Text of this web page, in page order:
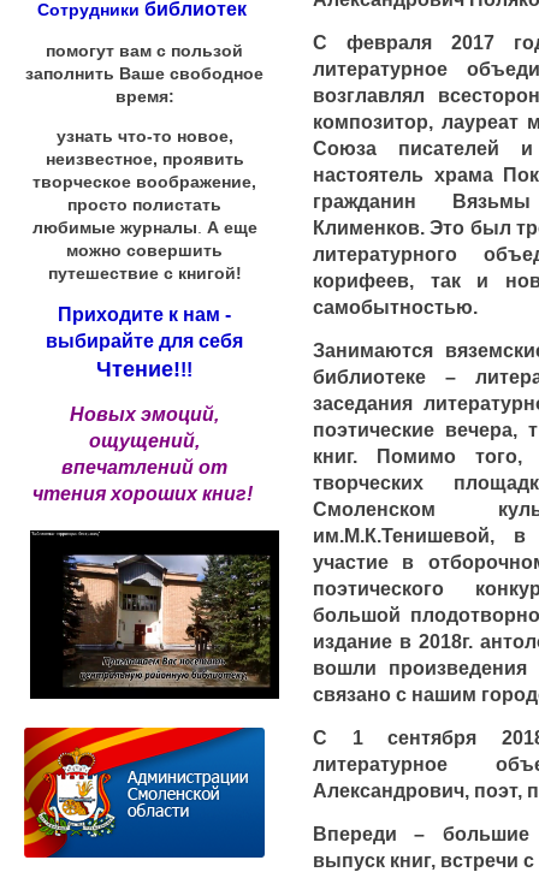
С февраля 2017
литературное
возглавлял
композитор, лауреат
Союза писателей
настоятель храма
гражданин
Клименков. Это был
литературного
корифеев, так и
самобытностью.
Занимаются
библиотеке –
заседания
поэтические вечера,
книг. Помимо
творческих
Смоленском
им.М.К.Тенишевой,
участие в
поэтического
большой
издание в 2018г.
вошли произведения
связано с нашим
С 1 сентября
литературное
Александрович, поэт,
Впереди – большие
выпуск книг, встречи
Сотрудники библиотек
помогут вам с пользой
заполнить Ваше свободное
время:
узнать что-то новое,
неизвестное, проявить
творческое воображение,
просто полистать
любимые журналы А еще
можно совершить
путешествие с книгой!
Приходите к нам -
выбирайте для себя
Чтение!!!
Новых эмоций,
ощущений,
впечатлений от
чтения хороших книг!